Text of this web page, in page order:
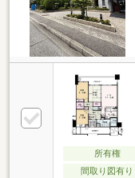
所有権
間取り図有り